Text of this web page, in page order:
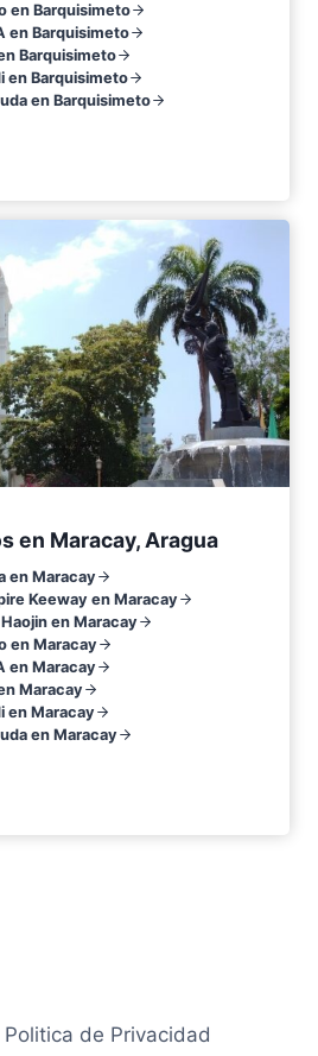
en Barquisimeto
en Barquisimeto
Barquisimeto
en Barquisimeto
en Barquisimeto
en Maracay, Aragua
en Maracay
Keeway en Maracay
en Maracay
en Maracay
en Maracay
Maracay
en Maracay
en Maracay
Politica de Privacidad